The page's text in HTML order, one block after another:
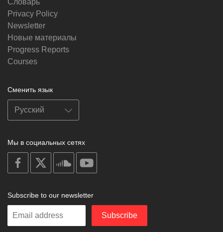
Словарь
Privacy Policy
Newsletter
Новые материалы
Progress Reports
Courses
Сменить язык
Мы в социальных сетях
on
facebook
soundcloud
Subscribe to our newsletter
Enter
Subscribe